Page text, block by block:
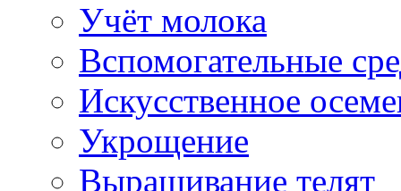
Учёт молока
Вспомогательные
Искусственное
Укрощение
Выращивание телят